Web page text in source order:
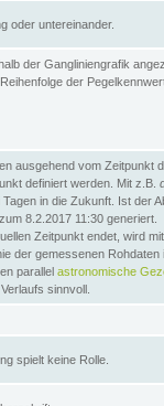
oder untereinander.
der Gangliniengrafik
der
ausgehend vom Zeitpunkt
definiert werden. Mit z.B.
in die Zukunft. Ist der
8.2.2017 11:30 generiert.
Zeitpunkt endet, wird
der gemessenen
parallel astronomische
sinnvoll.
spielt keine Rolle.